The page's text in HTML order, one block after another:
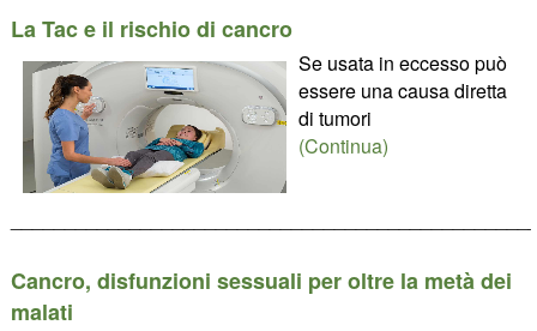
La Tac e il rischio di cancro
Se usata in eccesso può
essere una causa diretta
di tumori
(Continua)
Cancro, disfunzioni sessuali per oltre la metà dei
malati